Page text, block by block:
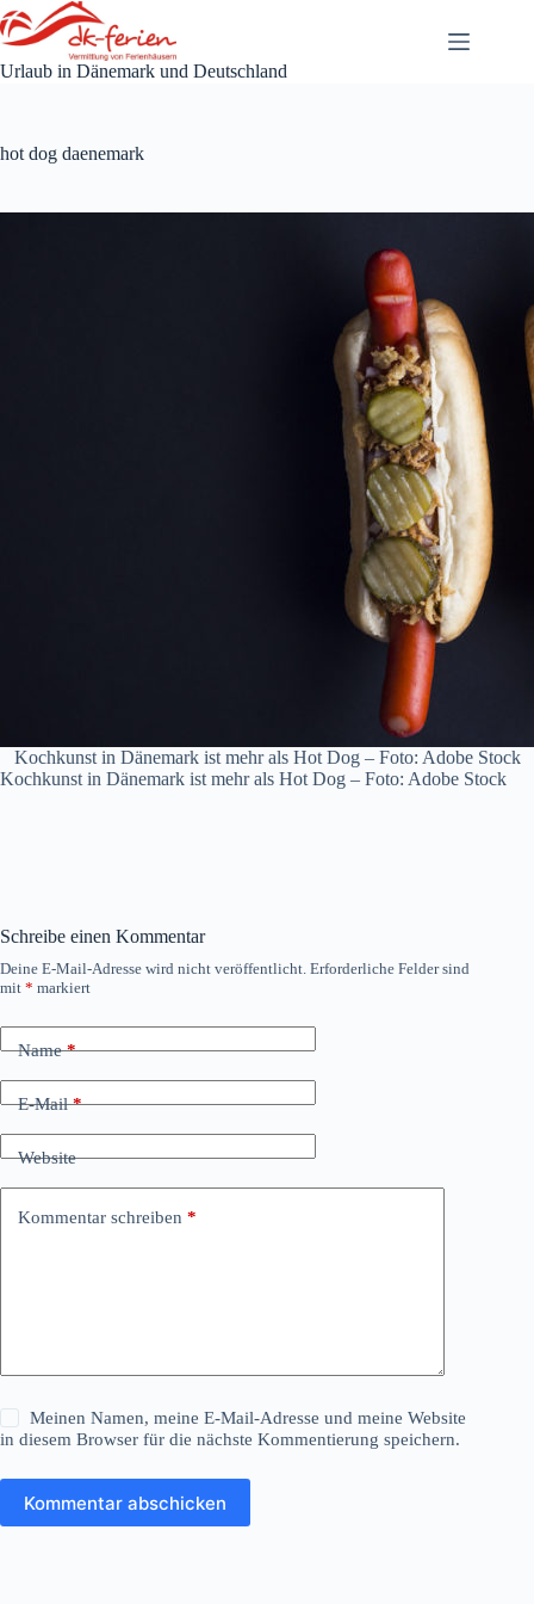
Zum
Inhalt
springen
Urlaub in Dänemark und Deutschland
hot dog daenemark
Kochkunst in Dänemark ist mehr als Hot Dog – Foto: Adobe Stock
Kochkunst in Dänemark ist mehr als Hot Dog – Foto: Adobe Stock
Schreibe einen Kommentar
Deine E-Mail-Adresse wird nicht veröffentlicht. Erforderliche Felder sind
mit * markiert
Name*
E-Mail*
Website
Kommentar schreiben *
Meinen Namen, meine E-Mail-Adresse und meine Website
in diesem Browser für die nächste Kommentierung speichern.
Kommentar abschicken